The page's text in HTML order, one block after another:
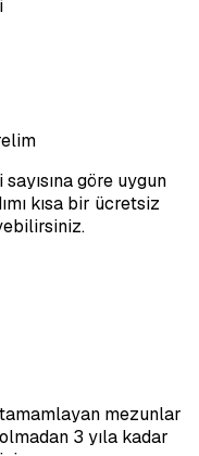
göre uygun
kısa bir ücretsiz
mezunlar
3 yıla kadar